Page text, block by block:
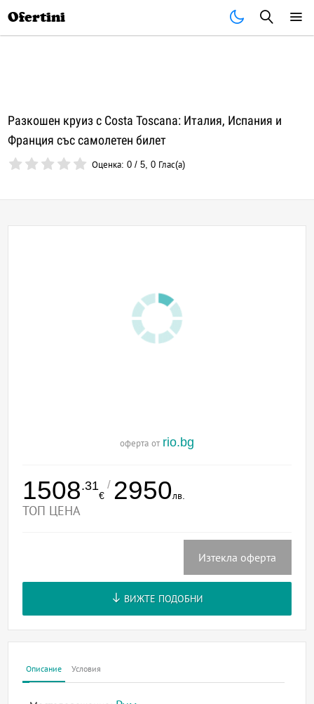
Ofertini
Разкошен круиз с Costa Toscana: Италия, Испания и
Франция със самолетен билет
Оценка:0 /5,0 Глас(а)
оферта от rio.bg
1508.31
€
/ 2950лв.
ТОП ЦЕНА
Изтекла оферта
ВИЖТЕ ПОДОБНИ
Описание Условия